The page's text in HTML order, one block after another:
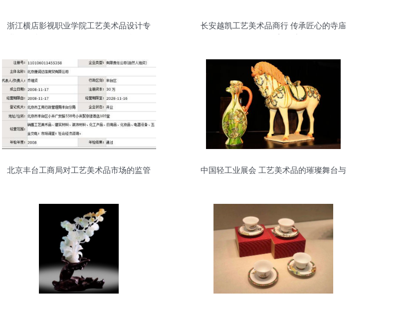
浙江横店影视职业学院工艺美术品设计专
长安越凯工艺美术品商行 传承匠心的寺庙
北京丰台工商局对工艺美术品市场的监管
中国轻工业展会 工艺美术品的璀璨舞台与